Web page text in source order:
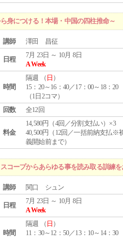
身につける！本場・中国の四柱推命～
講師 澤田 昌征
日程
7月 23日 ～ 10月 8日
A Week
時間
隔週 （ 日 ）
15：20～16：40／17：00～18：20
（1日2コマ）
回数
全12回
料金
14,580円（4回／分割支払い）×3
40,500円（12回／一括前納支払※
義開始前まで）
コープからあらゆる事を読み取る訓練を
講師 関口 シュン
日程
7月 23日 ～ 10月 8日
A Week
時間
隔週 （ 日 ）
11：30～12：50／13：10～14：30